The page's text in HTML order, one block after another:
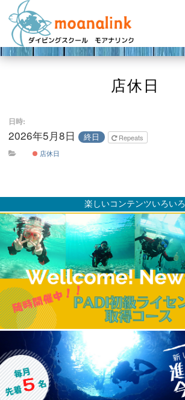
TOP
ステップアップ
ショップ紹介
Q＆A・お客様の声
店休日
日時:
2026年5月8日 終日
Repeats
店休日
楽しいコンテンツいろいろ